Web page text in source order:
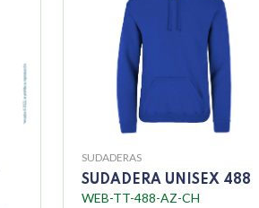
SUDADERAS
SUDADERA UNISEX 488
WEB-TT-488-AZ-CH